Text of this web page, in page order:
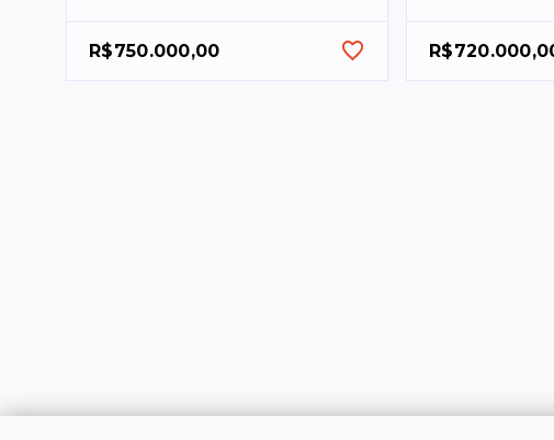
R$750.000,00